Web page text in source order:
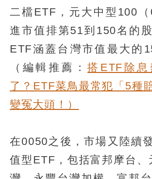
二檔ETF，元大中型100
進市值排第51到150名的
ETF涵蓋台灣市值最大的
（編輯推薦：搭ETF除
了？ETF菜鳥最常犯「5種
變冤大頭！）
在0050之後，市場又陸續
值型ETF，包括富邦摩台、